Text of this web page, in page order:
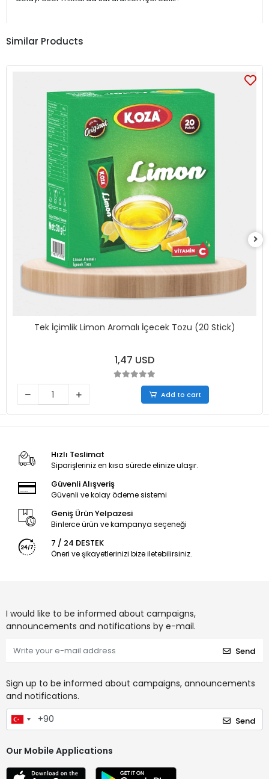
Similar Products
Tek İçimlik Limon Aromalı İçecek Tozu (20 Stick)
1,47 USD
Add to cart
Hızlı Teslimat
Siparişleriniz en kısa sürede elinize ulaşır.
Güvenli Alışveriş
Güvenli ve kolay ödeme sistemi
Geniş Ürün Yelpazesi
Binlerce ürün ve kampanya seçeneği
7 / 24 DESTEK
Öneri ve şikayetlerinizi bize iletebilirsiniz.
I would like to be informed about campaigns,
announcements and notifications by e-mail.
Send
Sign up to be informed about campaigns, announcements
and notifications.
Send
Our Mobile Applications